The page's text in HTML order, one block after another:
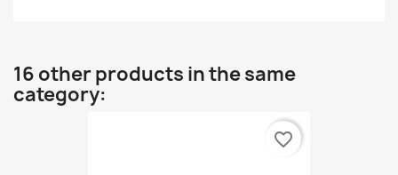
16 other products in the same
category:
favorite_border